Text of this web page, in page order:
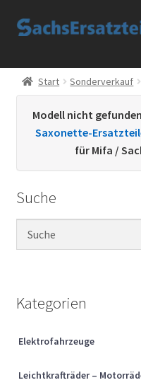
Zur
Zum
Start
Kontakt
Start Sonderverkauf
Modell nicht
Saxonette-
für Mifa /
Suche
Kategorien
Elektrofahrzeuge
Leichtkrafträder –